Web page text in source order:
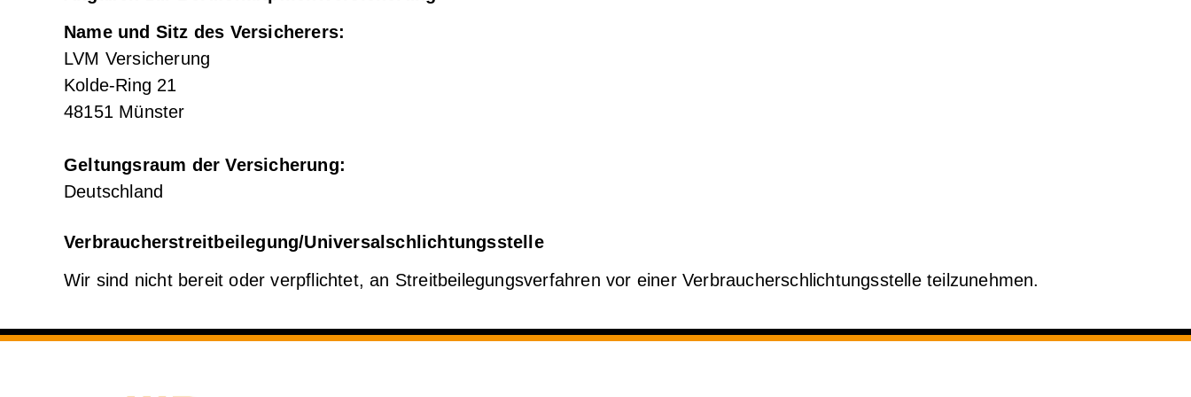
Name und Sitz des Versicherers:
LVM Versicherung
Kolde-Ring 21
48151 Münster
Geltungsraum der Versicherung:
Deutschland
Verbraucher­streit­beilegung/Universal­schlichtungs­stelle
Wir sind nicht bereit oder verpflichtet, an Streitbeilegungsverfahren vor einer Verbraucherschlichtungsstelle teilzunehmen.